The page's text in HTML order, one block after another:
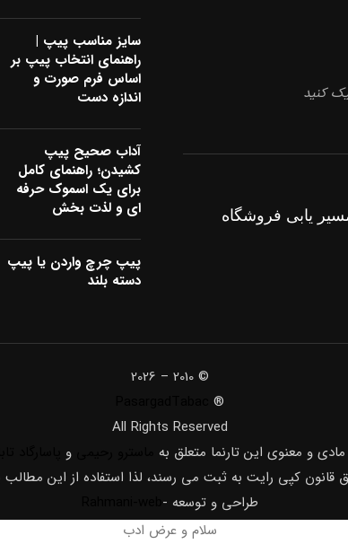
کنید
یابی فروشگاه
سایز مناسب پیپ |
راهنمای انتخاب پیپ بر
اساس فرم صورت و
اندازه دست
آداب صحیح پیپ
کشیدن؛ راهنمای کامل
برای یک اسموک حرفه
ای و لذت بخش
پیپ چرچ واردن یا پیپ
دسته بلند
© 2010 – 2026
®
All Rights Reserved
و معنوی اين تارنما متعلق به
و
قانون کپی رایت به ثبت می رسند، لذا استفاده از این
طراحی و توسعه -
سلام و عرض ادب